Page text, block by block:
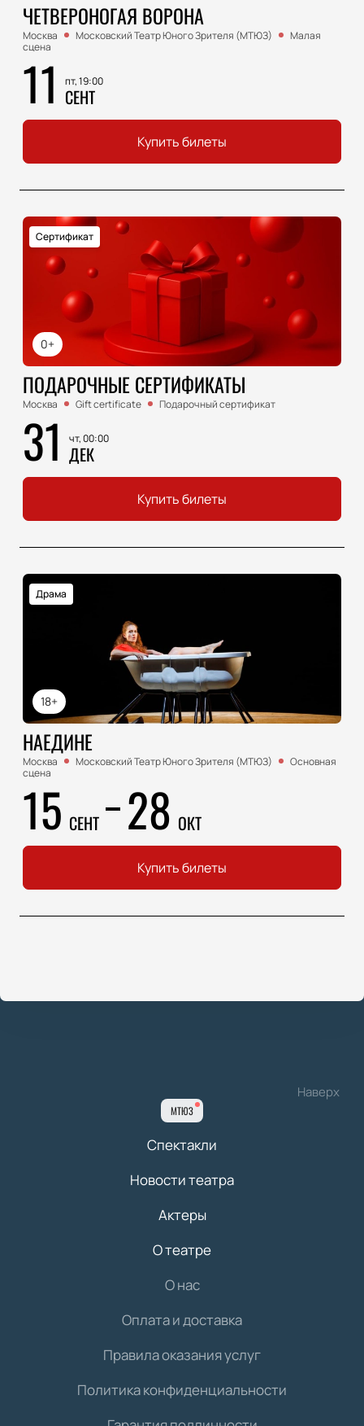
ЧЕТВЕРОНОГАЯ ВОРОНА
Москва Московский Театр Юного Зрителя (МТЮЗ)
Малая
сцена
11 пт, 19:00
СЕНТ
Купить билеты
0+
Сертификат
ПОДАРОЧНЫЕ СЕРТИФИКАТЫ
Москва Gift certificate Подарочный сертификат
31 чт, 00:00
ДЕК
Купить билеты
18+
Драма
НАЕДИНЕ
Москва Московский Театр Юного Зрителя (МТЮЗ)
Основная
сцена
15 СЕНТ 28 ОКТ
Купить билеты
Наверх
МТЮЗ
Спектакли
Новости театра
Актеры
О театре
О нас
Оплата и доставка
Правила оказания услуг
Политика конфиденциальности